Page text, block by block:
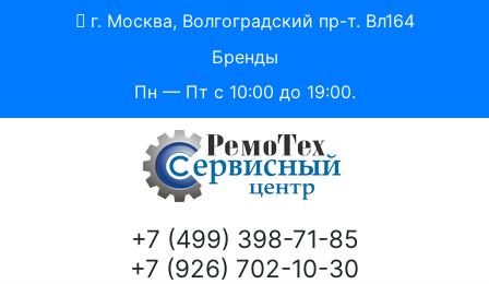
г. Москва, Волгоградский пр-т. Вл164
Бренды
Пн — Пт с 10:00 до 19:00.
+7 (499) 398-71-85
+7 (926) 702-10-30